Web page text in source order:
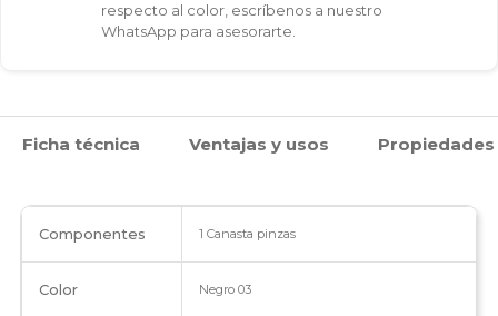
respecto al color, escríbenos a nuestro
WhatsApp para asesorarte.
Ficha técnica Ventajas y usos Propiedades
Componentes 1 Canasta pinzas
Color Negro 03